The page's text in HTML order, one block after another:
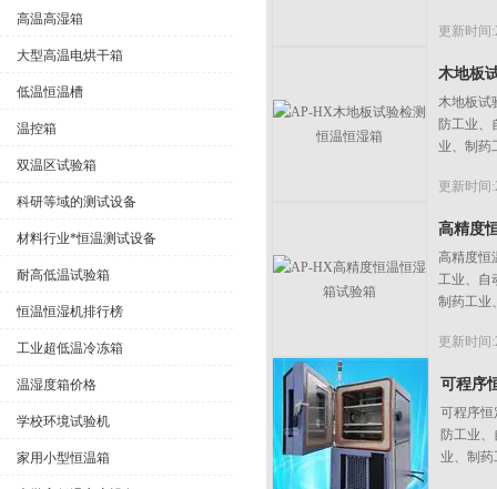
高温高湿箱
大型高温电烘干箱
低温恒温槽
温控箱
双温区试验箱
科研等域的测试设备
材料行业*恒温测试设备
耐高低温试验箱
恒温恒湿机排行榜
工业超低温冷冻箱
温湿度箱价格
学校环境试验机
家用小型恒温箱
更新时间
木地板
木地板试
防工业、
业、制药
更新时间
高精度
高精度恒
工业、自
制药工业
更新时间
可程序
可程序恒
防工业
业、制